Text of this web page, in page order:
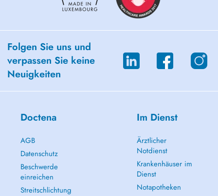
Folgen Sie uns und
verpassen Sie keine
Neuigkeiten
Doctena
AGB
Datenschutz
Beschwerde
einreichen
Streitschlichtung
Im Dienst
Ärztlicher
Notdienst
Krankenhäuser im
Dienst
Notapotheken